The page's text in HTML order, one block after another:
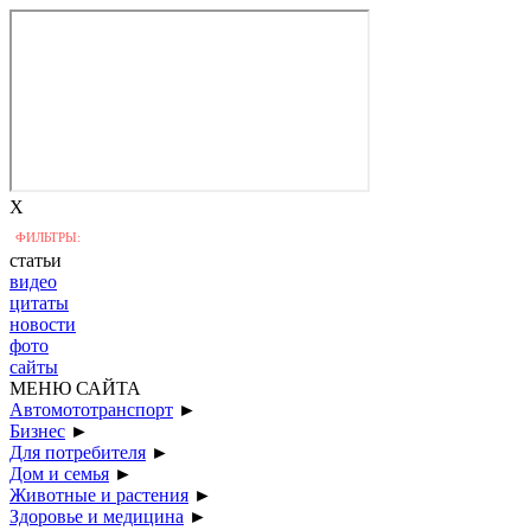
X
ФИЛЬТРЫ:
статьи
видео
цитаты
новости
фото
сайты
МЕНЮ САЙТА
Автомототранспорт ►
Бизнес ►
Для потребителя ►
Дом и семья ►
Животные и растения ►
Здоровье и медицина ►